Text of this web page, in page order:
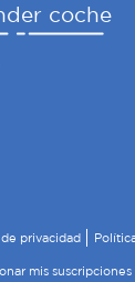
coche
privacidad
mis suscripciones